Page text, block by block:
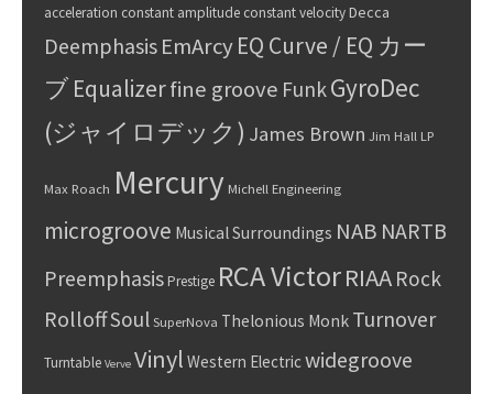
acceleration constant amplitude constant velocityDecca
Deemphasis EmArcyEQ Curve / EQ カー
ブEqualizerfine groove FunkGyroDec
(ジャイロデック) James Brown Jim Hall LP
Max Roach Mercury Michell Engineering
microgroove Musical Surroundings NAB NARTB
PreemphasisPrestige RCA VictorRIAA Rock
RolloffSoul SuperNova Thelonious Monk Turnover
Turntable Verve Vinyl Western Electricwidegroove